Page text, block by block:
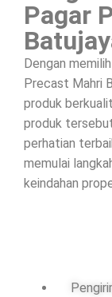
Pagar
Dengan
Precast Mahri
produk
produk
perhatian
memulai
keindahan